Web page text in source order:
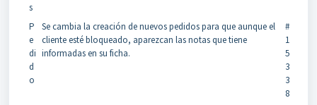
s
P
e
di
d
o
Se cambia la creación de nuevos pedidos para que aunque el
cliente esté bloqueado, aparezcan las notas que tiene
informadas en su ficha.
#
1
5
3
3
8